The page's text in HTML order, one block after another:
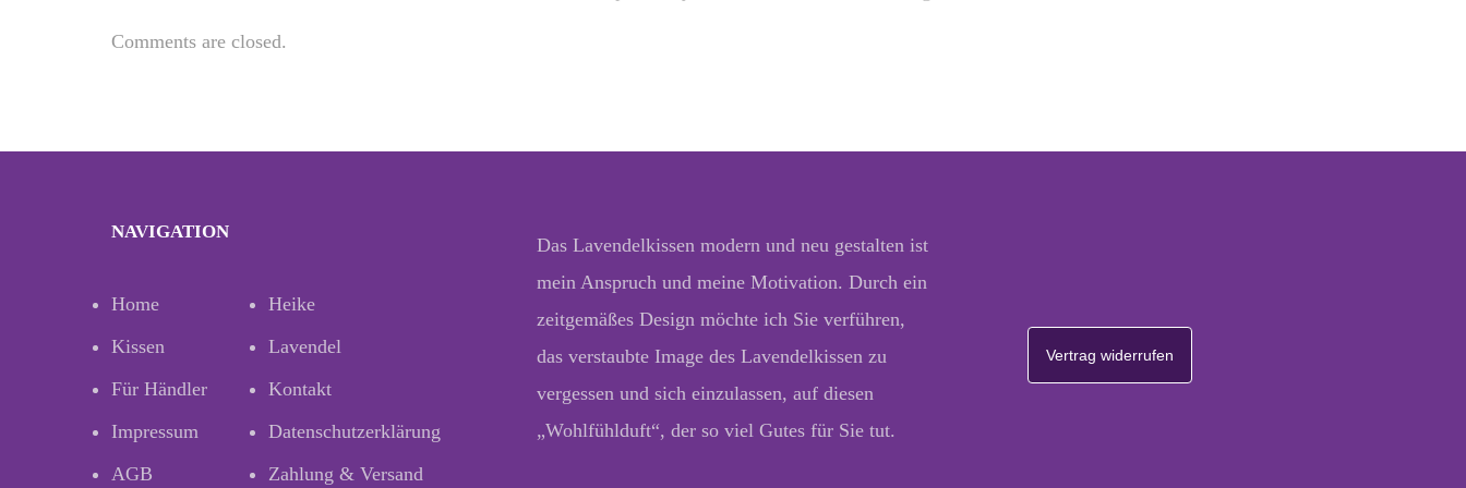
Comments are closed.
NAVIGATION
Home
Heike
Kissen
Lavendel
Für Händler
Kontakt
Impressum
Datenschutzerklärung
AGB
Zahlung & Versand
Das Lavendelkissen modern und neu gestalten ist
mein Anspruch und meine Motivation. Durch ein
zeitgemäßes Design möchte ich Sie verführen,
das verstaubte Image des Lavendelkissen zu
vergessen und sich einzulassen, auf diesen
„Wohlfühlduft“, der so viel Gutes für Sie tut.
Vertrag widerrufen